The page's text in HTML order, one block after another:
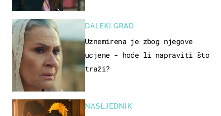
DALEKI GRAD
Uznemirena je zbog njegove
ucjene - hoće li napraviti što
traži?
NASLJEDNIK